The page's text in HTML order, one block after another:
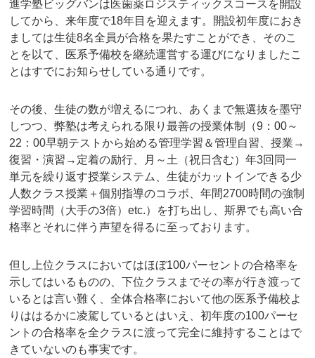
進学塾ビッグバンは医歯薬ロジスティックスコースを開設
してから、来年度で18年目を迎えます。開設初年度におき
ましては生徒8名全員が合格を果たすことができ、そのこ
とを以て、医系予備校を継続運営する運びになりましたこ
とはすでにお知らせしている通りです。
その後、生徒の数が増えるにつれ、あくまで無選抜を墨守
しつつ、弊塾は考えられる限り最善の授業体制（9：00～
22：00早朝テストから始める管理学習＆管理自習、授業→
復習・演習→定着の励行、月～土（祝日含む）年3回同一
単元を繰り返す授業システム、生徒がカットインできる少
人数クラス授業＋個別指導のコラボ、年間2700時間の強制
学習時間（大手の3倍）etc.）を打ち出し、斯界でも高い合
格率とそれに伴う声望を得るに至っております。
但し上位クラスにおいてはほぼ100パーセントの合格率を
示してはいるものの、下位クラスまでその率が行き渡って
いるとは言い難く、全体合格率において他の医系予備校よ
りははるかに凌駕しているとはいえ、初年度の100パーセ
ントの合格率を全クラスに渡って完全に維持することはで
きていないのも事実です。